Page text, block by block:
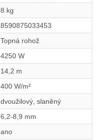
8 kg
8590875033453
Topná rohož
4250 W
14,2 m
400 W/m²
dvoužilový, slaněný
6,2-8,9 mm
ano